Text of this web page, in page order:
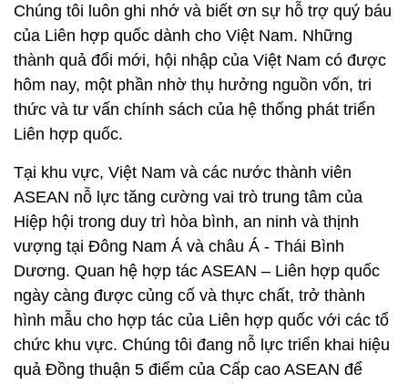
Chúng tôi luôn ghi nhớ và biết ơn sự hỗ trợ quý báu
của Liên hợp quốc dành cho Việt Nam. Những
thành quả đổi mới, hội nhập của Việt Nam có được
hôm nay, một phần nhờ thụ hưởng nguồn vốn, tri
thức và tư vấn chính sách của hệ thống phát triển
Liên hợp quốc.
Tại khu vực, Việt Nam và các nước thành viên
ASEAN nỗ lực tăng cường vai trò trung tâm của
Hiệp hội trong duy trì hòa bình, an ninh và thịnh
vượng tại Đông Nam Á và châu Á - Thái Bình
Dương. Quan hệ hợp tác ASEAN – Liên hợp quốc
ngày càng được củng cố và thực chất, trở thành
hình mẫu cho hợp tác của Liên hợp quốc với các tổ
chức khu vực. Chúng tôi đang nỗ lực triển khai hiệu
quả Đồng thuận 5 điểm của Cấp cao ASEAN để